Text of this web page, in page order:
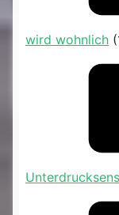
wird wohnlich